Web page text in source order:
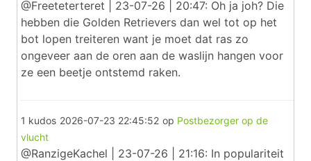
@Freeteterteret | 23-07-26 | 20:47: Oh ja joh? Die
hebben die Golden Retrievers dan wel tot op het
bot lopen treiteren want je moet dat ras zo
ongeveer aan de oren aan de waslijn hangen voor
ze een beetje ontstemd raken.
1 kudos 2026-07-23 22:45:52 op Postbezorger op de
vlucht
@RanzigeKachel | 23-07-26 | 21:16: In populariteit